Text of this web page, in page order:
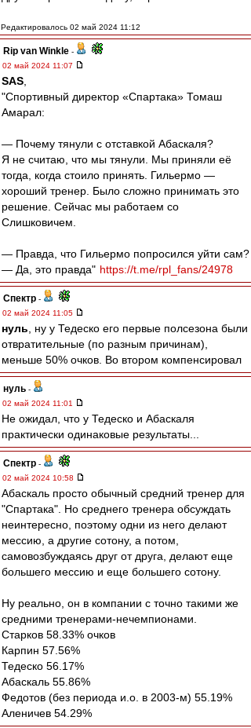
Редактировалось 02 май 2024 11:12
Rip van Winkle -
02 май 2024 11:07
SAS
"Спортивный директор «Спартака» Томаш
Амарал:
— Почему тянули с отставкой Абаскаля?
Я не считаю, что мы тянули. Мы приняли её
тогда, когда стоило принять. Гильермо —
хороший тренер. Было сложно принимать это
решение. Сейчас мы работаем со
Слишковичем.
— Правда, что Гильермо попросился уйти сам?
— Да, это правда" https://t.me/rpl_fans/24978
Спектр -
02 май 2024 11:05
нуль , ну у Тедеско его первые полсезона были
отвратительные (по разным причинам),
меньше 50% очков. Во втором компенсировал
нуль -
02 май 2024 11:01
Не ожидал, что у Тедеско и Абаскаля
практически одинаковые результаты...
Спектр -
02 май 2024 10:58
Абаскаль просто обычный средний тренер для
"Спартака". Но среднего тренера обсуждать
неинтересно, поэтому одни из него делают
мессию, а другие сотону, а потом,
самовозбуждаясь друг от друга, делают еще
большего мессию и еще большего сотону.
Ну реально, он в компании с точно такими же
средними тренерами-нечемпионами.
Старков 58.33% очков
Карпин 57.56%
Тедеско 56.17%
Абаскаль 55.86%
Федотов (без периода и.о. в 2003-м) 55.19%
Аленичев 54.29%